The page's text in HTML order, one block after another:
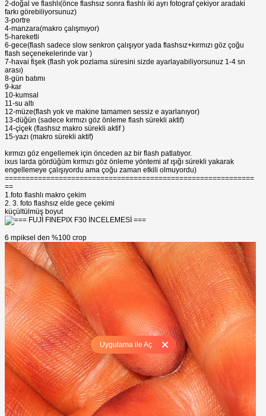
Uygulama ile Aç
2-doğal ve flashlı(önce flashsız sonra flashlı iki ayrı fotograf çekiyor aradaki
farkı görebiliyorsunuz)
3-portre
4-manzara(makro çalışmıyor)
5-hareketli
6-gece(flash sadece slow senkron çalışıyor yada flashsız+kırmızı göz çoğu
flash seçenekelerinde var )
7-havai fişek (flash yok pozlama süresini sizde ayarlayabiliyorsunuz 1-4 sn
arası)
8-gün batımı
9-kar
10-kumsal
11-su altı
12-müze(flash yok ve makine tamamen sessiz e ayarlanıyor)
13-düğün (sadece kırmızı göz önleme flash sürekli aktif)
14-çiçek (flashsız makro sürekli aktif )
15-yazı (makro sürekli aktif)
kırmızı göz engellemek için önceden az bir flash patlatıyor.
ixus larda gördüğüm kırmızı göz önleme yöntemi af ışığı sürekli yakarak
engellemeye çalışıyordu ama çoğu zaman etkili olmuyordu)
============================================================
==
1.foto flashlı makro çekim
2. 3. foto flashsız elde gece çekimi
küçültülmüş boyut
6 mpiksel den %100 crop